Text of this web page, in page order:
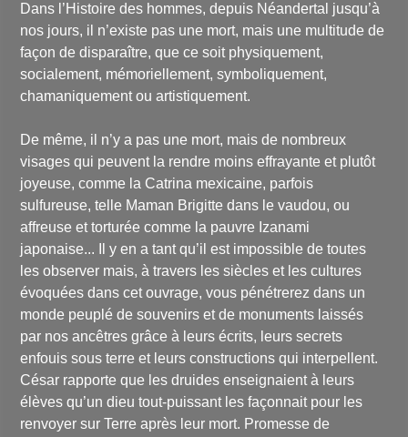
Dans l’Histoire des hommes, depuis Néandertal jusqu’à
nos jours, il n’existe pas une mort, mais une multitude de
façon de disparaître, que ce soit physiquement,
socialement, mémoriellement, symboliquement,
chamaniquement ou artistiquement.
De même, il n’y a pas une mort, mais de nombreux
visages qui peuvent la rendre moins effrayante et plutôt
joyeuse, comme la Catrina mexicaine, parfois
sulfureuse, telle Maman Brigitte dans le vaudou, ou
affreuse et torturée comme la pauvre Izanami
japonaise... Il y en a tant qu’il est impossible de toutes
les observer mais, à travers les siècles et les cultures
évoquées dans cet ouvrage, vous pénétrerez dans un
monde peuplé de souvenirs et de monuments laissés
par nos ancêtres grâce à leurs écrits, leurs secrets
enfouis sous terre et leurs constructions qui interpellent.
César rapporte que les druides enseignaient à leurs
élèves qu’un dieu tout-puissant les façonnait pour les
renvoyer sur Terre après leur mort. Promesse de